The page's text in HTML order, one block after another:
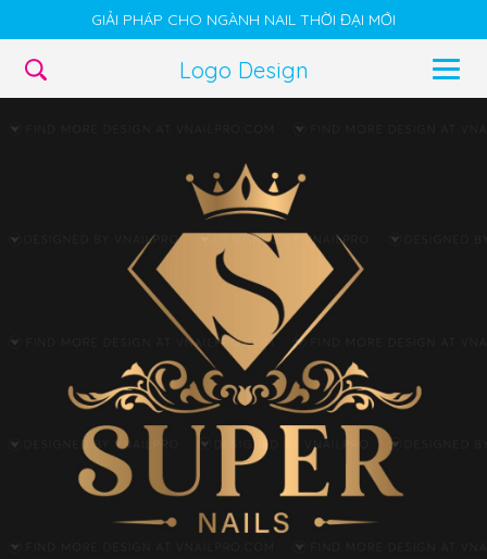
GIẢI PHÁP CHO NGÀNH NAIL THỜI ĐẠI MỚI
Logo Design